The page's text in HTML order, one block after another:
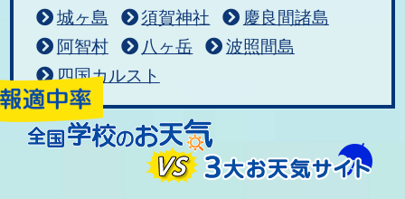
城ヶ島
須賀神社
慶良間諸島
阿智村
八ヶ岳
波照間島
四国カルスト